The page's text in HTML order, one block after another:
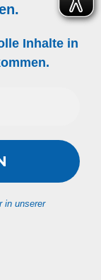
Inhalte in
in unserer